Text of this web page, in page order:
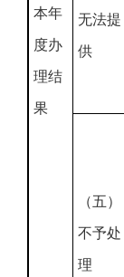
本年
度办
理结
果
无法提
供
（五）
不予处
理